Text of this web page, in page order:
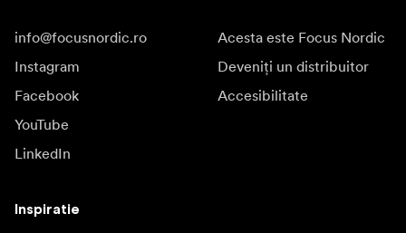
info@focusnordic.ro
Instagram
Facebook
YouTube
LinkedIn
Acesta este Focus Nordic
Deveniți un distribuitor
Accesibilitate
Inspiratie